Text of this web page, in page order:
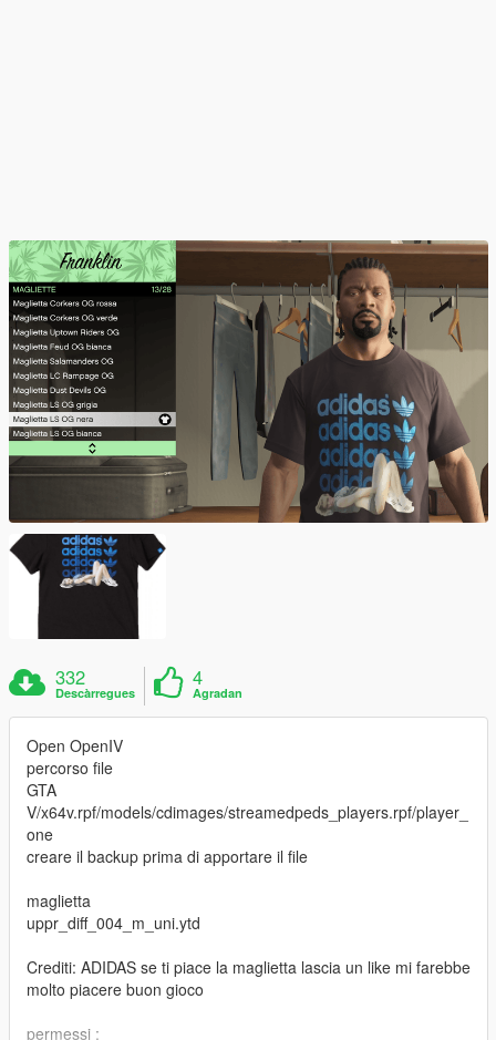
332
Descàrregues
4
Agradan
Open OpenIV
percorso file
GTA
V/x64v.rpf/models/cdimages/streamedpeds_players.rpf/player_
one
creare il backup prima di apportare il file
maglietta
uppr_diff_004_m_uni.ytd
Crediti: ADIDAS se ti piace la maglietta lascia un like mi farebbe
molto piacere buon gioco
permessi :